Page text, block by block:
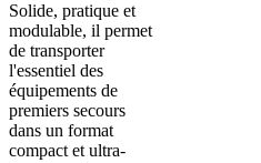
Solide, pratique et
modulable, il permet
de transporter
l'essentiel des
équipements de
premiers secours
dans un format
compact et ultra-